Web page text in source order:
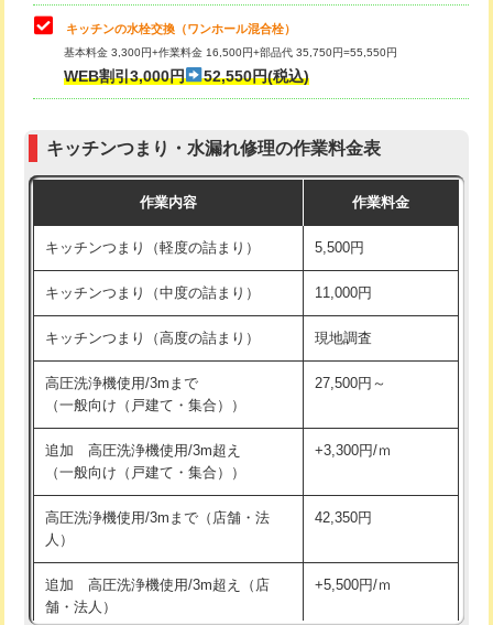
用（追加）/3ｍ超え)
給水管工事※（ライニング鋼管・銅
管・ポリ管・HT管使用/3ｍまで)
44,000円
管・ポリ管・HT管使用/3ｍ超え)
排水管工事（土の掘削・埋め戻し作
11,000円~
排水管工事（排水管工事/3ｍまで） 55,000円
排水管工事（追加 排水管工事/3ｍ超
+11,000円
マス交換（深さ50㎝未満）
マス交換（深さ50㎝以上） 66,000円
コンクリート斫り（厚さ10㎝まで）
コンクリート斫り（厚さ10㎝超え）
モルタル補修（厚さ10㎝まで） 27,500円
お風呂タンク脱着
その他部品の脱着
式・ワンホール）)
交換・取付(排水栓・排水トラップ
22,000円+材料費
持込商品取付（単水栓）
持込商品取付（混合水栓） 16,500円
給水管工事※（ホール加工)
給水管工事※（バンド止め) 3,300円
キッチンの水栓交換（ワンホール混合栓）
基本料金 3,300円+作業料金 16,500円+部品代 35,750円=55,550円
WEB割引3,000円 52,550円(税込)
キッチンつまり・水漏れ修理の作業料金表
作業内容 作業料金
キッチンつまり（軽度の詰まり） 5,500円
キッチンつまり（中度の詰まり） 11,000円
キッチンつまり（高度の詰まり） 現地調査
高圧洗浄機使用/3mまで
（一般向け（戸建て・集合））
27,500円～
追加 高圧洗浄機使用/3m超え
（一般向け（戸建て・集合））
+3,300円/ｍ
高圧洗浄機使用/3mまで（店舗・法
人）
42,350円
追加 高圧洗浄機使用/3m超え（店
舗・法人）
+5,500円/ｍ